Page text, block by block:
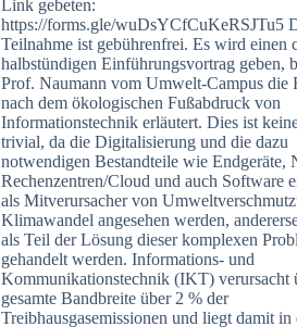
Link gebeten:
https://forms.gle/wuDsYCfCuKeRSJTu5
Teilnahme ist gebührenfrei. Es wird einen
halbstündigen Einführungsvortrag geben,
Prof. Naumann vom Umwelt-Campus die
nach dem ökologischen Fußabdruck von
Informationstechnik erläutert. Dies ist
trivial, da die Digitalisierung und die dazu
notwendigen Bestandteile wie Endgeräte,
Rechenzentren/Cloud und auch Software
als Mitverursacher von
Klimawandel angesehen werden,
als Teil der Lösung dieser komplexen
gehandelt werden. Informations- und
Kommunikationstechnik (IKT) verursacht
gesamte Bandbreite über 2 % der
Treibhausgasemissionen und liegt damit in